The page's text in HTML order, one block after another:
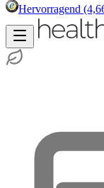
Hervorragend